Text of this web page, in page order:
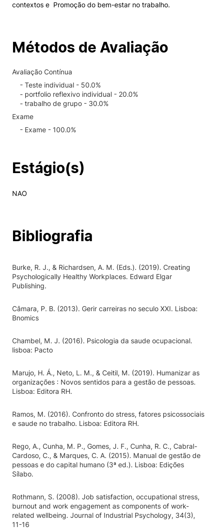
contextos e Promoção do bem-estar no trabalho.
Métodos de Avaliação
Avaliação Contínua
- Teste individual - 50.0%
- portfolio reflexivo individual - 20.0%
- trabalho de grupo - 30.0%
Exame
- Exame - 100.0%
Estágio(s)
NAO
Bibliografia
Burke, R. J., & Richardsen, A. M. (Eds.). (2019). Creating
Psychologically Healthy Workplaces. Edward Elgar
Publishing.
Câmara, P. B. (2013). Gerir carreiras no seculo XXI. Lisboa:
Bnomics
Chambel, M. J. (2016). Psicologia da saude ocupacional.
lisboa: Pacto
Marujo, H. Á., Neto, L. M., & Ceitil, M. (2019). Humanizar as
organizações : Novos sentidos para a gestão de pessoas.
Lisboa: Editora RH.
Ramos, M. (2016). Confronto do stress, fatores psicossociais
e saude no trabalho. Lisboa: Editora RH.
Rego, A., Cunha, M. P., Gomes, J. F., Cunha, R. C., Cabral-
Cardoso, C., & Marques, C. A. (2015). Manual de gestão de
pessoas e do capital humano (3ª ed.). Lisboa: Edições
Sílabo.
Rothmann, S. (2008). Job satisfaction, occupational stress,
burnout and work engagement as components of work-
related wellbeing. Journal of Industrial Psychology, 34(3),
11-16